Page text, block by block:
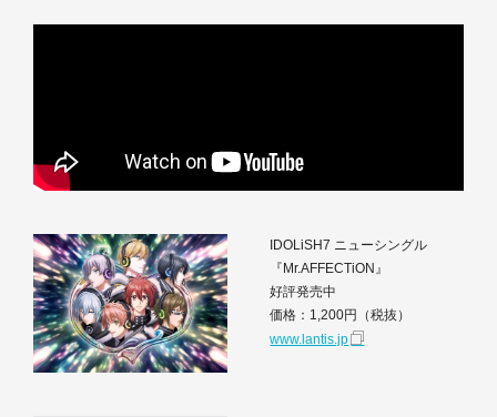
IDOLiSH7 ニューシングル
『Mr.AFFECTiON』
好評発売中
価格：1,200円（税抜）
www.lantis.jp